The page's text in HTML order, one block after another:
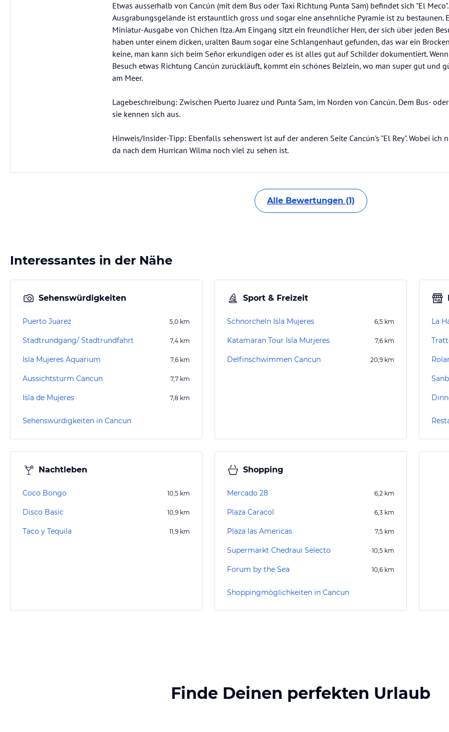
Etwas ausserhalb von Cancún (mit dem Bus oder Taxi Richtung Punta Sam) befindet sich "El Meco".
Ausgrabungsgelände ist erstauntlich gross und sogar eine ansehnliche Pyramie ist zu bestaunen.
Miniatur-Ausgabe von Chichen Itza. Am Eingang sitzt ein freundlicher Herr, der sich über jeden
haben unter einem dicken, uralten Baum sogar eine Schlangenhaut gefunden, das war ein
keine, man kann sich beim Señor erkundigen oder es ist alles gut auf Schilder dokumentiert.
Besuch etwas Richtung Cancún zurückläuft, kommt ein schönes Beizlein, wo man super gut und
am Meer.
Lagebeschreibung: Zwischen Puerto Juarez und Punta Sam, im Norden von Cancún. Dem Bus-
sie kennen sich aus.
Hinweis/Insider-Tipp: Ebenfalls sehenswert ist auf der anderen Seite Cancún's "El Rey". Wobei ich
Alle Bewertungen (1)
Interessantes in der Nähe
Sehenswürdigkeiten
Puerto Juarez 5,0 km
Stadtrundgang/ Stadtrundfahrt 7,4 km
Isla Mujeres Aquarium 7,6 km
Aussichtsturm Cancun 7,7 km
Isla de Mujeres 7,8 km
Sehenswürdigkeiten in Cancun
Sport & Freizeit
Schnorcheln Isla Mujeres 6,5 km
Katamaran Tour Isla Murjeres 7,6 km
Delfinschwimmen Cancun 20,9 km
La
Nachtleben
Coco Bongo 10,5 km
Disco Basic 10,9 km
Taco y Tequila 11,9 km
Shopping
Mercado 28 6,2 km
Plaza Caracol 6,3 km
Plaza las Americas 7,5 km
Supermarkt Chedraui Selecto 10,5 km
Forum by the Sea 10,6 km
Shoppingmöglichkeiten in Cancun
Finde Deinen perfekten Urlaub